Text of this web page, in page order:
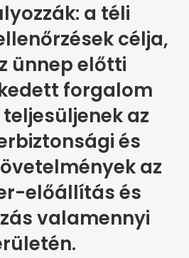
a téli
célja,
ünnep előtti
forgalom
az
és
az
előállítás és
valamennyi